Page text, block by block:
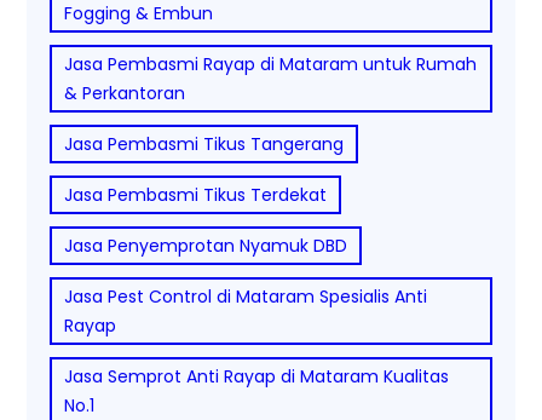
Fogging & Embun
Jasa Pembasmi Rayap di Mataram untuk Rumah
& Perkantoran
Jasa Pembasmi Tikus Tangerang
Jasa Pembasmi Tikus Terdekat
Jasa Penyemprotan Nyamuk DBD
Jasa Pest Control di Mataram Spesialis Anti
Rayap
Jasa Semprot Anti Rayap di Mataram Kualitas
No.1